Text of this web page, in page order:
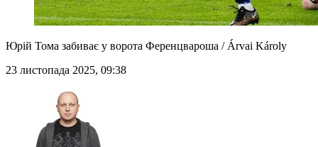
Юрій Тома забиває у ворота Ференцвароша / Árvai Károly
23 листопада 2025, 09:38